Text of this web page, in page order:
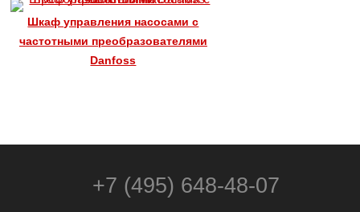
Шкаф управления насосами с
частотными преобразователями
Danfoss
+7 (495) 648-48-07